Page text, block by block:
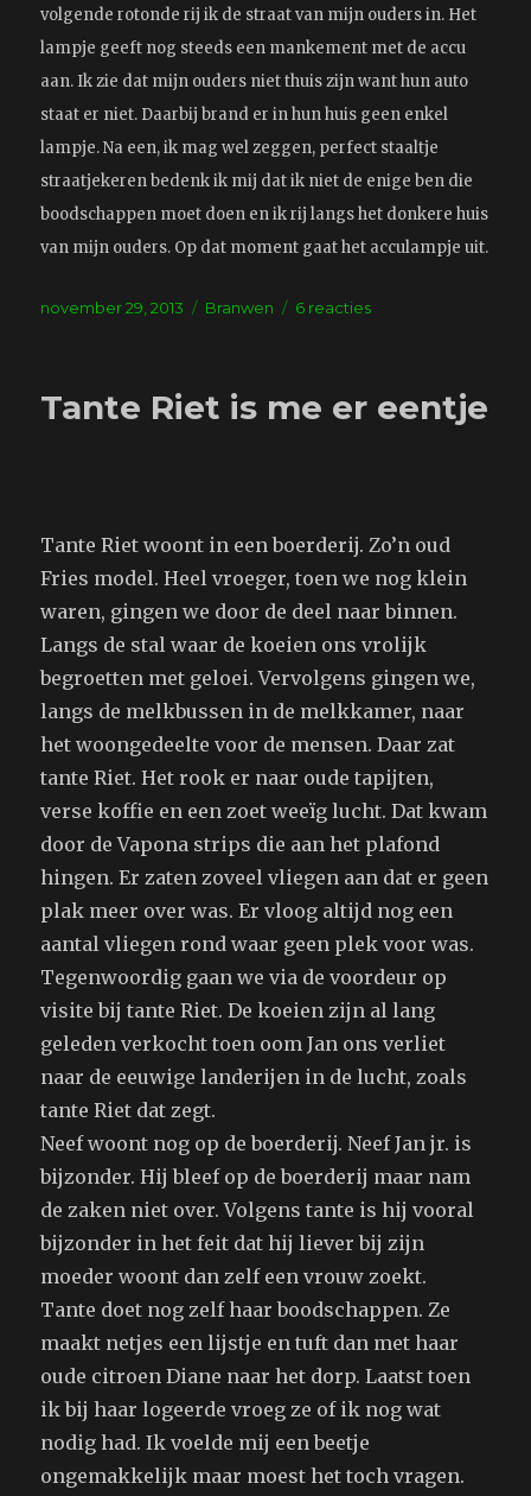
volgende rotonde rij ik de straat van mijn ouders in. Het
lampje geeft nog steeds een mankement met de accu
aan. Ik zie dat mijn ouders niet thuis zijn want hun auto
staat er niet. Daarbij brand er in hun huis geen enkel
lampje. Na een, ik mag wel zeggen, perfect staaltje
straatjekeren bedenk ik mij dat ik niet de enige ben die
boodschappen moet doen en ik rij langs het donkere huis
van mijn ouders. Op dat moment gaat het acculampje uit.
Geplaatst
november 29, 2013 Tags
Branwen 6 reactiesop
Tante Riet is me er eentje
Tante Riet woont in een boerderij. Zo’n oud
Fries model. Heel vroeger, toen we nog klein
waren, gingen we door de deel naar binnen.
Langs de stal waar de koeien ons vrolijk
begroetten met geloei. Vervolgens gingen we,
langs de melkbussen in de melkkamer, naar
het woongedeelte voor de mensen. Daar zat
tante Riet. Het rook er naar oude tapijten,
verse koffie en een zoet weeïg lucht. Dat kwam
door de Vapona strips die aan het plafond
hingen. Er zaten zoveel vliegen aan dat er geen
plak meer over was. Er vloog altijd nog een
aantal vliegen rond waar geen plek voor was.
Tegenwoordig gaan we via de voordeur op
visite bij tante Riet. De koeien zijn al lang
geleden verkocht toen oom Jan ons verliet
naar de eeuwige landerijen in de lucht, zoals
tante Riet dat zegt.
Neef woont nog op de boerderij. Neef Jan jr. is
bijzonder. Hij bleef op de boerderij maar nam
de zaken niet over. Volgens tante is hij vooral
bijzonder in het feit dat hij liever bij zijn
moeder woont dan zelf een vrouw zoekt.
Tante doet nog zelf haar boodschappen. Ze
maakt netjes een lijstje en tuft dan met haar
oude citroen Diane naar het dorp. Laatst toen
ik bij haar logeerde vroeg ze of ik nog wat
nodig had. Ik voelde mij een beetje
ongemakkelijk maar moest het toch vragen.